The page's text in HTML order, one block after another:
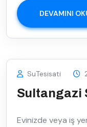
DEVAMINI
SuTesisati
Sultangazi
Evinizde veya iş